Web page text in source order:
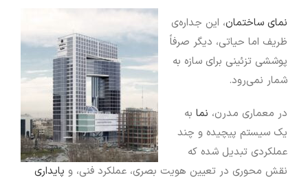
نمای ساختمان، این جداره‌ی
ظریف اما حیاتی، دیگر صرفاً
پوششی تزئینی برای سازه به
شمار نمی‌رود.
در معماری مدرن، نما به
یک سیستم پیچیده و چند
عملکردی تبدیل شده که
نقش محوری در تعیین هویت بصری، عملکرد فنی، و پایداری